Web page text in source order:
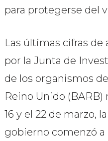
para protegerse del
Las últimas cifras
por la Junta de
de los organismos
Reino Unido
16 y el 22 de marzo,
gobierno comenzó